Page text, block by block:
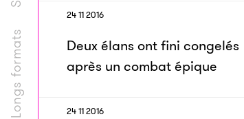
Longs formats
24 11 2016
Deux élans ont fini congelés
après un combat épique
24 11 2016